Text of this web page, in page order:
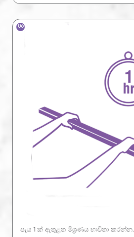
06
පැය 1ක් ඇතුළත මිශ්‍රණය භාවිතා කරන්න.